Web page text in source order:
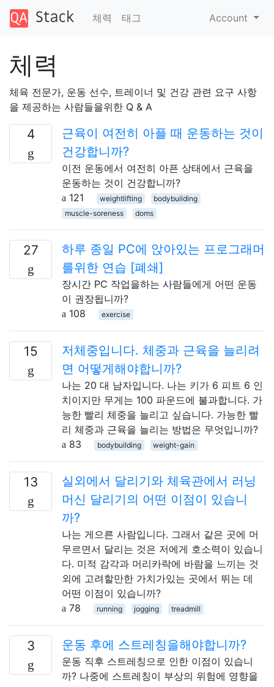
체력 태그 Account
체력
체육 전문가, 운동 선수, 트레이너 및 건강 관련 요구 사항
을 제공하는 사람들을위한 Q & A
4
근육이 여전히 아플 때 운동하는 것이
건강합니까?
이전 운동에서 여전히 아픈 상태에서 근육을
운동하는 것이 건강합니까?
121
weightlifting
bodybuilding
muscle-soreness
doms
27
하루 종일 PC에 앉아있는 프로그래머
를위한 연습 [폐쇄]
장시간 PC 작업을하는 사람들에게 어떤 운동
이 권장됩니까?
108
exercise
15
저체중입니다. 체중과 근육을 늘리려
면 어떻게해야합니까?
나는 20 대 남자입니다. 나는 키가 6 피트 6 인
치이지만 무게는 100 파운드에 불과합니다. 가
능한 빨리 체중을 늘리고 싶습니다. 가능한 빨
리 체중과 근육을 늘리는 방법은 무엇입니까?
83
bodybuilding weight-gain
13
실외에서 달리기와 체육관에서 러닝
머신 달리기의 어떤 이점이 있습니
까?
나는 게으른 사람입니다. 그래서 같은 곳에 머
무르면서 달리는 것은 저에게 호소력이 있습니
다. 미적 감각과 머리카락에 바람을 느끼는 것
외에 고려할만한 가치가있는 곳에서 뛰는 데
어떤 이점이 있습니까?
78
running jogging treadmill
3 운동 후에 스트레칭을해야합니까?
운동 직후 스트레칭으로 인한 이점이 있습니
까? 나중에 스트레칭이 부상의 위험에 영향을